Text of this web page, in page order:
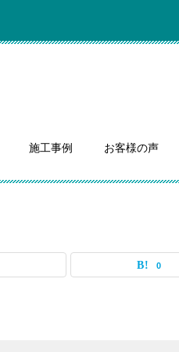
施工事例 お客様の声
0